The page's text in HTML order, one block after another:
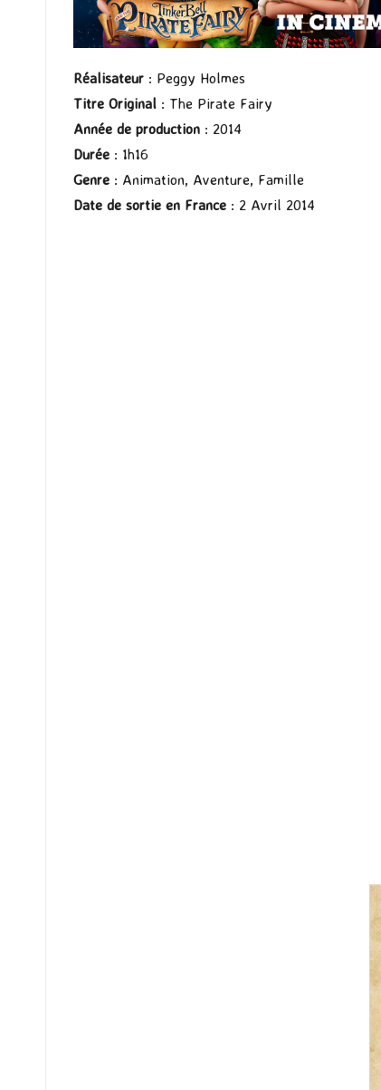
Réalisateur : Peggy Holmes
Titre Original : The Pirate Fairy
Année de production : 2014
Durée : 1h16
Genre : Animation, Aventure, Famille
Date de sortie en France : 2 Avril 2014